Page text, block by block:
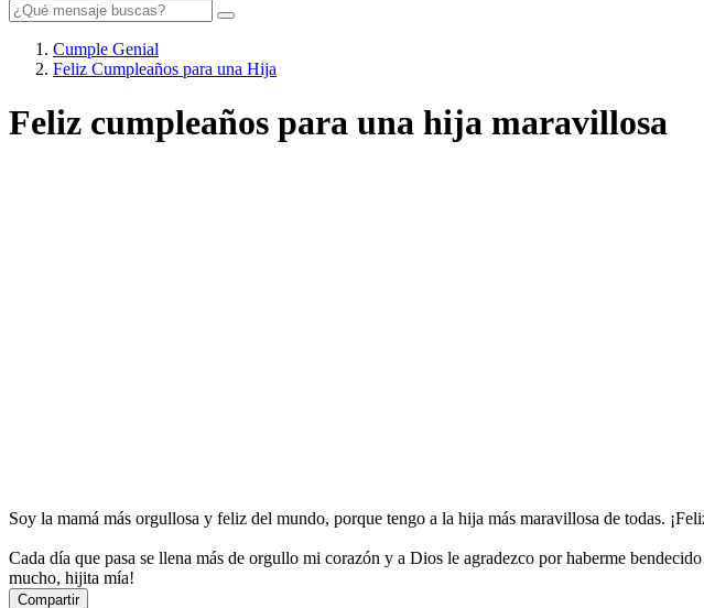
Cumple Genial
Feliz Cumpleaños para una Hija
Feliz cumpleaños para una hija maravillosa
Soy la mamá más orgullosa y feliz del mundo, porque tengo a la hija más maravillosa de todas.
Cada día que pasa se llena más de orgullo mi corazón y a Dios le agradezco por haberme
mucho, hijita mía!
Compartir